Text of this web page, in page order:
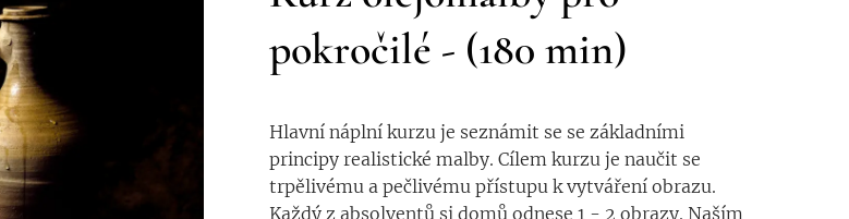
pokročilé - (180 min)
Hlavní náplní kurzu je seznámit se se základními
principy realistické malby. Cílem kurzu je naučit se
trpělivému a pečlivému přístupu k vytváření obrazu.
Každý z absolventů si domů odnese 1 - 2 obrazy. Naším